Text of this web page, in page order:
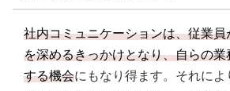
社内コミュニケーションは、従業
を深めるきっかけとなり、自らの
する機会にもなり得ます。それに